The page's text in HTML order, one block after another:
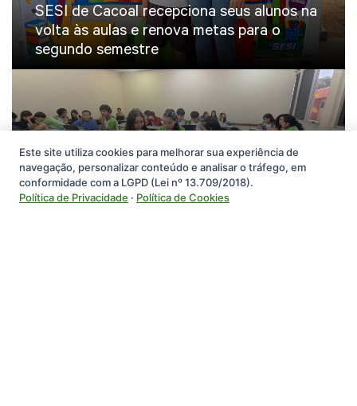
SESI de Cacoal recepciona seus alunos na
volta às aulas e renova metas para o
segundo semestre
Alunos do SESI de Porto Velho
participaram da OBG
Este site utiliza cookies para melhorar sua experiência de
navegação, personalizar conteúdo e analisar o tráfego, em
conformidade com a LGPD (Lei nº 13.709/2018).
Política de Privacidade · Política de Cookies